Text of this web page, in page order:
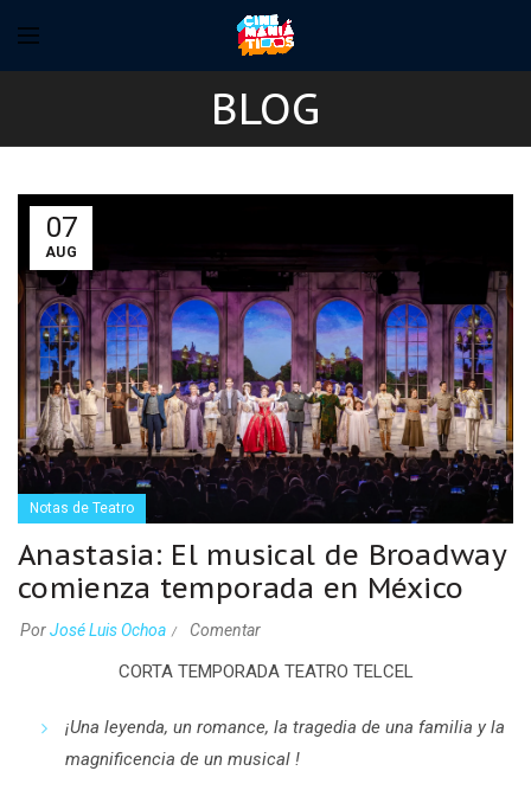
BLOG
07
AUG
Notas de Teatro
Anastasia: El musical de Broadway
comienza temporada en México
PorJosé Luis Ochoa Comentar
CORTA TEMPORADA TEATRO TELCEL
¡Una leyenda, un romance, la tragedia de una familia y la
magnificencia de un musical !